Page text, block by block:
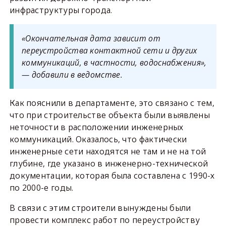
инфраструктуры города.
«Окончательная дата зависит от
переустройства контактной сети и других
коммуникаций, в частности, водоснабжения»,
— добавили в ведомстве.
Как пояснили в департаменте, это связано с тем,
что при строительстве объекта были выявлены
неточности в расположении инженерных
коммуникаций. Оказалось, что фактически
инженерные сети находятся не там и не на той
глубине, где указано в инженерно-технической
документации, которая была составлена с 1990-х
по 2000-е годы.
В связи с этим строители вынуждены были
провести комплекс работ по переустройству